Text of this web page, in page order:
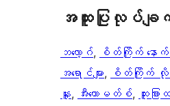
အ​ထူး​ပြု​လုပ်​ချက်​မ
ဘလော့ဂ်, စိတ်ကြိုက် နော
အရောင်များ, စိတ်ကြိုက်
နူး, အီးကောမတ်စ်, ထူးခြ